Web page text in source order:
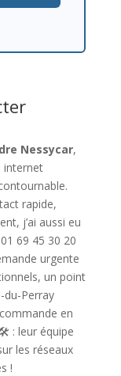
Nessycar,
internet
rapide,
j’ai aussi eu
69 45 30 20
urgente
un point
du-Perray
en
: leur équipe
les réseaux
!